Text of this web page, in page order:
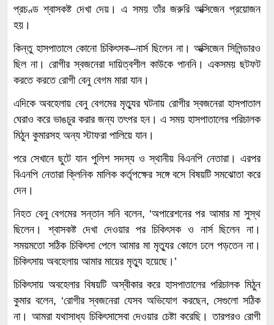
প্রচণ্ড শ্বাসকষ্ট দেখা দেয়। এ সময় তাঁর জরুরি অক্সিজেন প্রয়োজন
হয়।
কিন্তু হাসপাতালে কোনো চিকিৎসক–নার্স ছিলেন না। অক্সিজেন সিলিন্ডারও
ছিল না। রোগীর স্বজনেরা দায়িত্বশীল কাউকে পাননি। একসময় ছটফট
করতে করতে রোগী বেনু বেগম মারা যান।
এদিকে অবহেলায় বেনু বেগমের মৃত্যুর ঘটনায় রোগীর স্বজনেরা হাসপাতাল
ঘেরাও করে ভাঙচুর করার জন্য তৎপর হন। এ সময় হাসপাতালের পরিচালক
মিঠুন কুমারসহ অন্য স্টাফরা পালিয়ে যান।
পরে সেখানে ছুটে যান পুলিশ সদস্য ও স্থানীয় বিএনপি নেতারা। এরপর
বিএনপি নেতারা ক্লিনিক মালিক কর্তৃপক্ষের সঙ্গে বসে বিষয়টি সমঝোতা করে
দেন।
নিহত বেনু বেগমের সন্তান সনি বলেন, ‘অপারেশনের পর আমার মা সুস্থ
ছিলেন। শ্বাসকষ্ট দেখা দেওয়ার পর চিকিৎসক ও নার্স ছিলেন না।
সময়মতো সঠিক চিকিৎসা পেলে আমার মা মৃত্যুর কোলে ঢলে পড়তেন না।
চিকিৎসায় অবহেলায় আমার মায়ের মৃত্যু হয়েছে।’
চিকিৎসায় অবহেলার বিষয়টি অস্বীকার করে হাসপাতালের পরিচালক মিঠুন
কুমার বলেন, ‘রোগীর স্বজনেরা যেসব অভিযোগ করছেন, সেগুলো সঠিক
না। আমরা যথাসাধ্য চিকিৎসাসেবা দেওয়ার চেষ্টা করেছি। তারপরও রোগী